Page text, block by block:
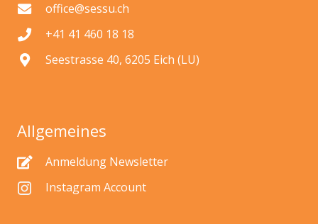
office@sessu.ch
+41 41 460 18 18
Seestrasse 40, 6205 Eich (LU)
Allgemeines
Anmeldung Newsletter
Instagram Account